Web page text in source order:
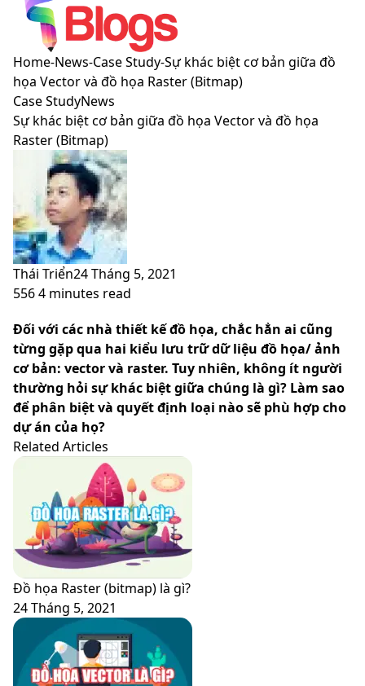
Menu
Switch
skin
Home-News-Case Study-Sự khác biệt cơ bản giữa đồ
họa Vector và đồ họa Raster (Bitmap)
Case StudyNews
Sự khác biệt cơ bản giữa đồ họa Vector và đồ họa
Raster (Bitmap)
Thái Triển24 Tháng 5, 2021
5564 minutes read
via
Email
Đối với các nhà thiết kế đồ họa, chắc hẳn ai cũng
từng gặp qua hai kiểu lưu trữ dữ liệu đồ họa/ ảnh
cơ bản: vector và raster. Tuy nhiên, không ít người
thường hỏi sự khác biệt giữa chúng là gì? Làm sao
để phân biệt và quyết định loại nào sẽ phù hợp cho
dự án của họ?
Related Articles
Đồ họa Raster (bitmap) là gì?
24 Tháng 5, 2021